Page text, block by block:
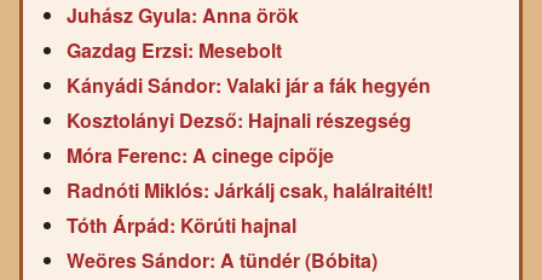
Juhász Gyula: Anna örök
Gazdag Erzsi: Mesebolt
Kányádi Sándor: Valaki jár a fák hegyén
Kosztolányi Dezső: Hajnali részegség
Móra Ferenc: A cinege cipője
Radnóti Miklós: Járkálj csak, halálraitélt!
Tóth Árpád: Körúti hajnal
Weöres Sándor: A tündér (Bóbita)